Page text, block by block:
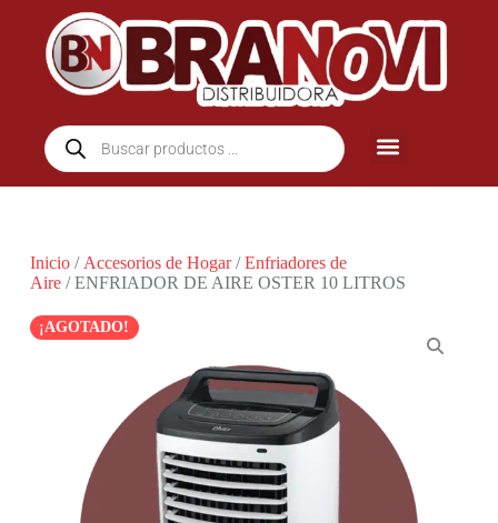
Inicio/ Accesorios de Hogar/Enfriadores de
Aire/ ENFRIADOR DE AIRE OSTER 10 LITROS
¡AGOTADO!